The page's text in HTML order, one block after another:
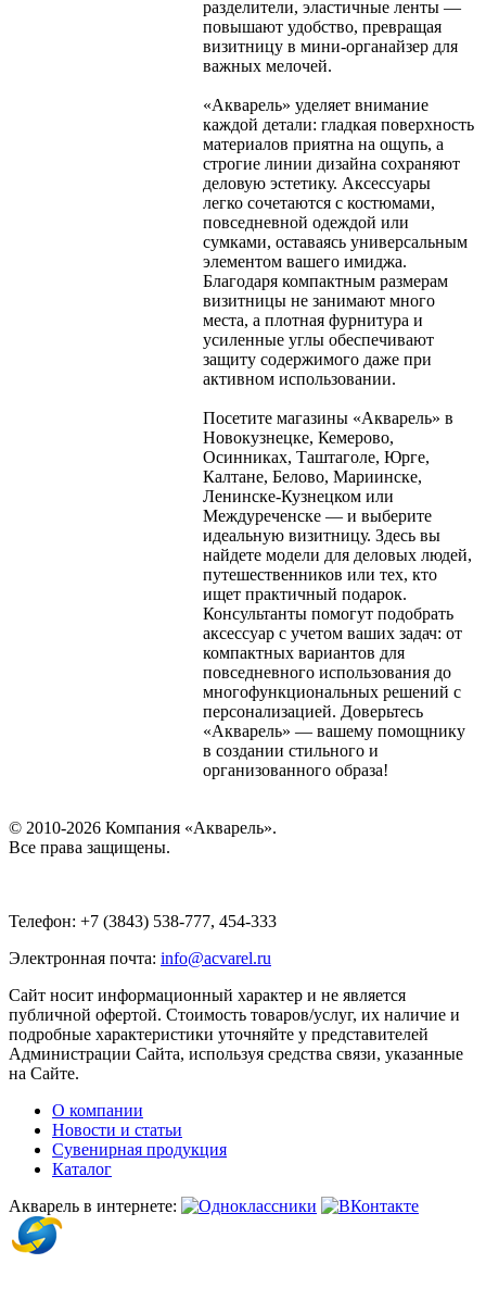
разделители, эластичные ленты —
повышают удобство, превращая
визитницу в мини-органайзер для
важных мелочей.
«Акварель» уделяет внимание
каждой детали: гладкая поверхность
материалов приятна на ощупь, а
строгие линии дизайна сохраняют
деловую эстетику. Аксессуары
легко сочетаются с костюмами,
повседневной одеждой или
сумками, оставаясь универсальным
элементом вашего имиджа.
Благодаря компактным размерам
визитницы не занимают много
места, а плотная фурнитура и
усиленные углы обеспечивают
защиту содержимого даже при
активном использовании.
Посетите магазины «Акварель» в
Новокузнецке, Кемерово,
Осинниках, Таштаголе, Юрге,
Калтане, Белово, Мариинске,
Ленинске-Кузнецком или
Междуреченске — и выберите
идеальную визитницу. Здесь вы
найдете модели для деловых людей,
путешественников или тех, кто
ищет практичный подарок.
Консультанты помогут подобрать
аксессуар с учетом ваших задач: от
компактных вариантов для
повседневного использования до
многофункциональных решений с
персонализацией. Доверьтесь
«Акварель» — вашему помощнику
в создании стильного и
организованного образа!
© 2010-2026 Компания «Акварель».
Все права защищены.
Телефон: +7 (3843) 538-777, 454-333
Электронная почта: info@acvarel.ru
Сайт носит информационный характер и не является
публичной офертой. Стоимость товаров/услуг, их наличие и
подробные характеристики уточняйте у представителей
Администрации Сайта, используя средства связи, указанные
на Сайте.
О компании
Новости и статьи
Сувенирная продукция
Каталог
Акварель в интернете: